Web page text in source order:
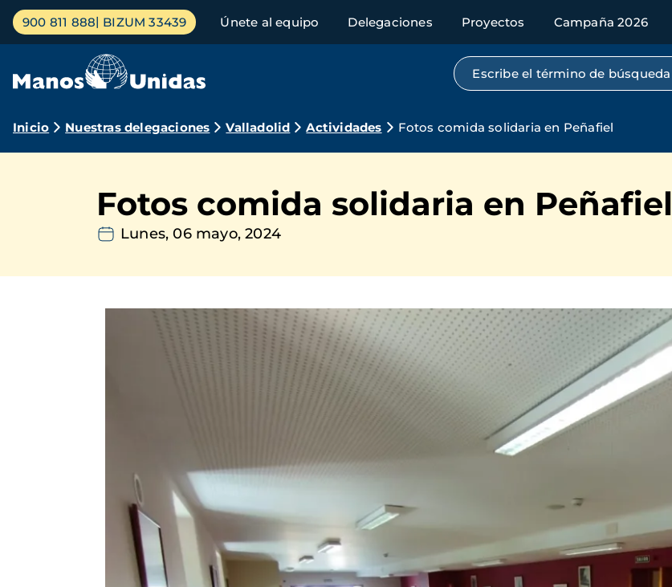
Pasar
contenido
Menú
principal
900 811 888 BIZUM 33439 Únete al equipo Delegaciones Proyectos Campaña 2026
Búsqueda por texto completo
Ruta
navegación
Inicio Nuestras delegaciones Valladolid Actividades Fotos comida solidaria en Peñafiel
Fotos comida solidaria en Peñafiel
Lunes, 06 mayo, 2024